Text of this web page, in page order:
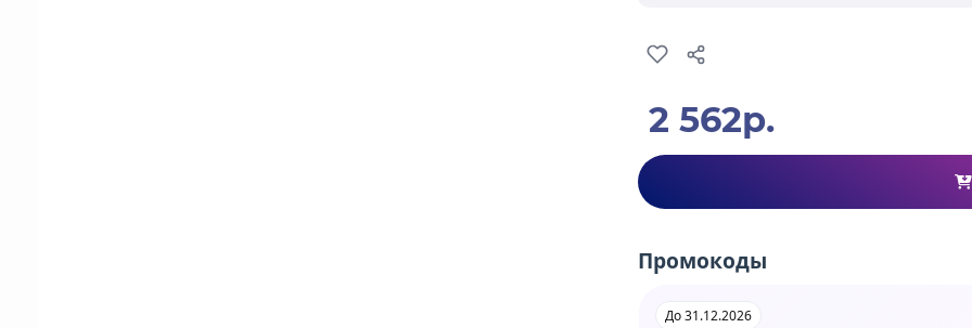
2 562р.
Промокоды
До 31.12.2026